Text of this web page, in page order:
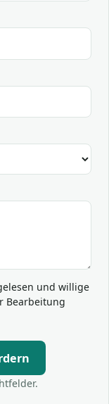
und willige
Bearbeitung